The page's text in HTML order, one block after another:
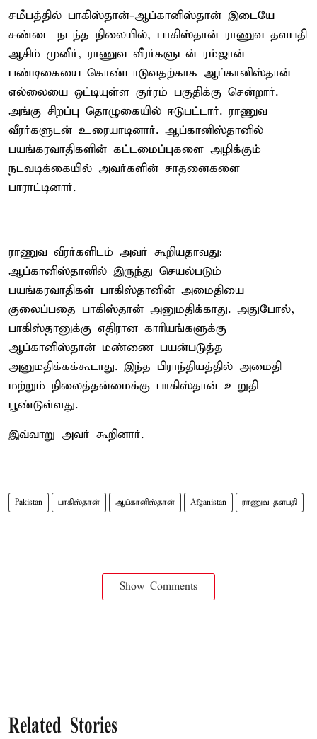
சமீபத்தில் பாகிஸ்தான்-ஆப்கானிஸ்தான் இடையே
சண்டை நடந்த நிலையில், பாகிஸ்தான் ராணுவ தளபதி
ஆசிம் முனீர், ராணுவ வீரர்களுடன் ரம்ஜான்
பண்டிகையை கொண்டாடுவதற்காக ஆப்கானிஸ்தான்
எல்லையை ஒட்டியுள்ள குர்ரம் பகுதிக்கு சென்றார்.
அங்கு சிறப்பு தொழுகையில் ஈடுபட்டார். ராணுவ
வீரர்களுடன் உரையாடினார். ஆப்கானிஸ்தானில்
பயங்கரவாதிகளின் கட்டமைப்புகளை அழிக்கும்
நடவடிக்கையில் அவர்களின் சாதனைகளை
பாராட்டினார்.
ராணுவ வீரர்களிடம் அவர் கூறியதாவது:
ஆப்கானிஸ்தானில் இருந்து செயல்படும்
பயங்கரவாதிகள் பாகிஸ்தானின் அமைதியை
குலைப்பதை பாகிஸ்தான் அனுமதிக்காது. அதுபோல்,
பாகிஸ்தானுக்கு எதிரான காரியங்களுக்கு
ஆப்கானிஸ்தான் மண்ணை பயன்படுத்த
அனுமதிக்கக்கூடாது. இந்த பிராந்தியத்தில் அமைதி
மற்றும் நிலைத்தன்மைக்கு பாகிஸ்தான் உறுதி
பூண்டுள்ளது.
இவ்வாறு அவர் கூறினார்.
Pakistan பாகிஸ்தான் ஆப்கானிஸ்தான் Afganistan ராணுவ தளபதி
Show Comments
Related Stories